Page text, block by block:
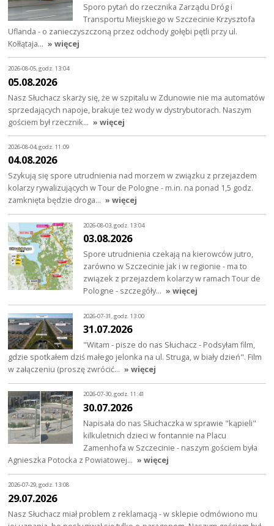
Sporo pytań do rzecznika Zarządu Dróg i
Transportu Miejskiego w Szczecinie Krzysztofa
Uflanda - o zanieczyszczoną przez odchody gołębi pętli przy ul.
Kołłątaja… » więcej
2026-08-05, godz. 13:04
05.08.2026
Nasz Słuchacz skarży się, że w szpitalu w Zdunowie nie ma automatów
sprzedających napoje, brakuje też wody w dystrybutorach. Naszym
gościem był rzecznik… » więcej
2026-08-04, godz. 11:09
04.08.2026
Szykują się spore utrudnienia nad morzem w związku z przejazdem
kolarzy rywalizujących w Tour de Pologne - m.in. na ponad 1,5 godz.
zamknięta będzie droga… » więcej
2026-08-03, godz. 13:04
03.08.2026
Spore utrudnienia czekają na kierowców jutro,
zarówno w Szczecinie jak i w regionie - ma to
związek z przejazdem kolarzy w ramach Tour de
Pologne - szczegóły… » więcej
2026-07-31, godz. 13:00
31.07.2026
"Witam - pisze do nas Słuchacz - Podsyłam film,
gdzie spotkałem dziś małego jelonka na ul. Struga, w biały dzień". Film
w załączeniu (proszę zwrócić… » więcej
2026-07-30, godz. 11:41
30.07.2026
Napisała do nas Słuchaczka w sprawie "kąpieli"
kilkuletnich dzieci w fontannie na Placu
Zamenhofa w Szczecinie - naszym gościem była
Agnieszka Potocka z Powiatowej… » więcej
2026-07-29, godz. 13:08
29.07.2026
Nasz Słuchacz miał problem z reklamacją - w sklepie odmówiono mu